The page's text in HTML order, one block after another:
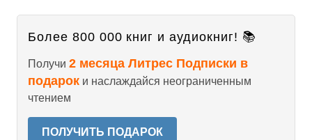
Более 800 000 книг и аудиокниг! 📚
Получи 2 месяца Литрес Подписки в
подарок и наслаждайся неограниченным
чтением
ПОЛУЧИТЬ ПОДАРОК